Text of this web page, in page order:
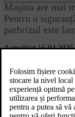
Actualizat 16.04.2025
Mașina are mai
Pentru o
parbrizul este